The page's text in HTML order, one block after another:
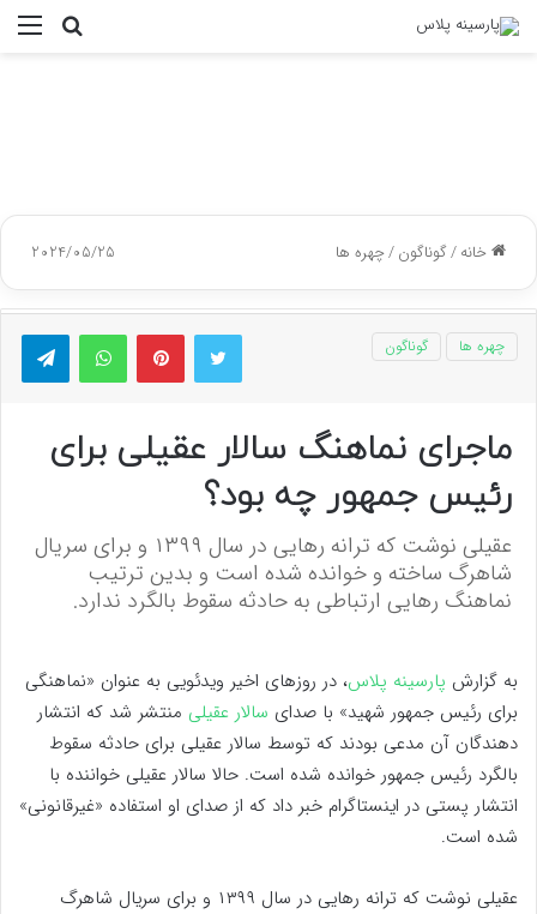
جستجو
خانه/گوناگون/چهره ها 2024/05/25
توییتر پینتریستواتس آپ
چهره ها گوناگون
ماجرای نماهنگ سالار عقیلی برای
رئیس جمهور چه بود؟
عقیلی نوشت که ترانه رهایی در سال ۱۳۹۹ و برای سریال
شاهرگ ساخته و خوانده شده است و بدین ترتیب
نماهنگ رهایی ارتباطی به حادثه سقوط بالگرد ندارد.
به گزارش پارسینه پلاس، در روز‌های اخیر ویدئویی به عنوان «نماهنگی
برای رئیس جمهور شهید» با صدای سالار عقیلی منتشر شد که انتشار
دهندگان آن مدعی بودند که توسط سالار عقیلی برای حادثه سقوط
بالگرد رئیس جمهور خوانده شده است. حالا سالار عقیلی خواننده با
انتشار پستی در اینستاگرام خبر داد که از صدای او استفاده «غیرقانونی»
شده است.
عقیلی نوشت که ترانه رهایی در سال ۱۳۹۹ و برای سریال شاهرگ